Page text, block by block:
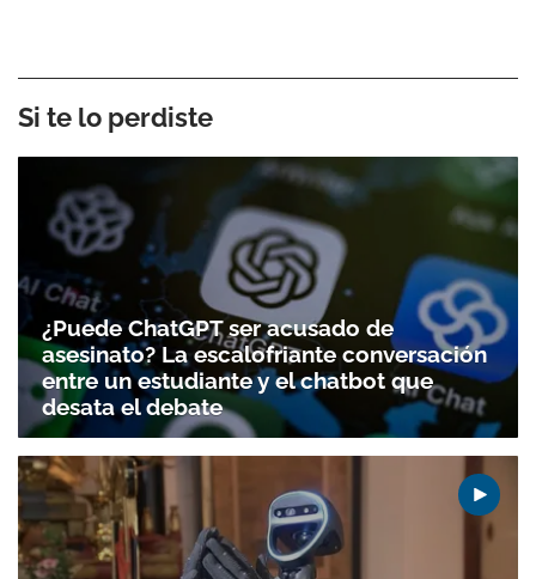
Si te lo perdiste
¿Puede ChatGPT ser acusado de
asesinato? La escalofriante conversación
entre un estudiante y el chatbot que
desata el debate